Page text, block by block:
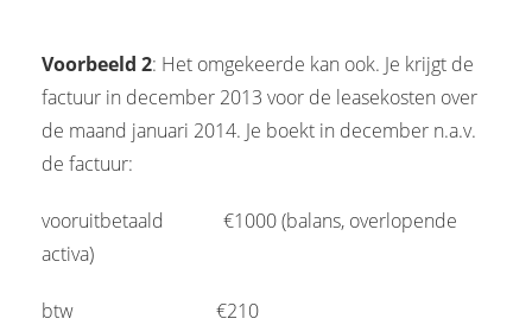
Voorbeeld 2: Het omgekeerde kan ook. Je krijgt de
factuur in december 2013 voor de leasekosten over
de maand januari 2014. Je boekt in december n.a.v.
de factuur:
vooruitbetaald
€1000 (balans, overlopende
activa)
btw €210